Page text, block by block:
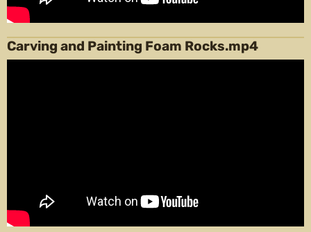
Carving and Painting Foam Rocks.mp4